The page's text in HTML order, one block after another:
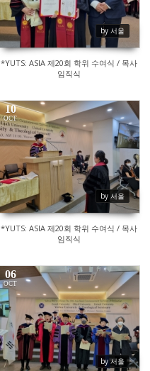
by 서울
*YUTS: ASIA 제20회 학위 수여식 / 목사
임직식
10
OCT
by 서울
379
*YUTS: ASIA 제20회 학위 수여식 / 목사
임직식
06
OCT
by 서울
406